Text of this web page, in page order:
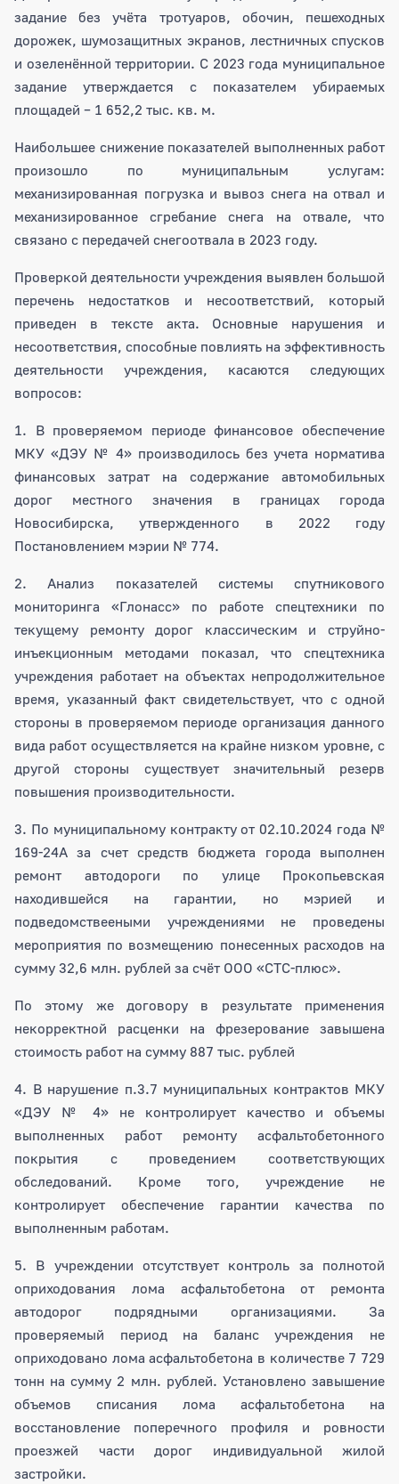
задание без учёта тротуаров, обочин, пешеходных
дорожек, шумозащитных экранов, лестничных спусков
и озеленённой территории. С 2023 года муниципальное
задание утверждается с показателем убираемых
площадей – 1 652,2 тыс. кв. м.
Наибольшее снижение показателей выполненных работ
произошло по муниципальным услугам:
механизированная погрузка и вывоз снега на отвал и
механизированное сгребание снега на отвале, что
связано с передачей снегоотвала в 2023 году.
Проверкой деятельности учреждения выявлен большой
перечень недостатков и несоответствий, который
приведен в тексте акта. Основные нарушения и
несоответствия, способные повлиять на эффективность
деятельности учреждения, касаются следующих
вопросов:
1. В проверяемом периоде финансовое обеспечение
МКУ «ДЭУ № 4» производилось без учета норматива
финансовых затрат на содержание автомобильных
дорог местного значения в границах города
Новосибирска, утвержденного в 2022 году
Постановлением мэрии № 774.
2. Анализ показателей системы спутникового
мониторинга «Глонасс» по работе спецтехники по
текущему ремонту дорог классическим и струйно-
инъекционным методами показал, что спецтехника
учреждения работает на объектах непродолжительное
время, указанный факт свидетельствует, что с одной
стороны в проверяемом периоде организация данного
вида работ осуществляется на крайне низком уровне, с
другой стороны существует значительный резерв
повышения производительности.
3. По муниципальному контракту от 02.10.2024 года №
169-24А за счет средств бюджета города выполнен
ремонт автодороги по улице Прокопьевская
находившейся на гарантии, но мэрией и
подведомствееными учреждениями не проведены
мероприятия по возмещению понесенных расходов на
сумму 32,6 млн. рублей за счёт ООО «СТС-плюс».
По этому же договору в результате применения
некорректной расценки на фрезерование завышена
стоимость работ на сумму 887 тыс. рублей
4. В нарушение п.3.7 муниципальных контрактов МКУ
«ДЭУ № 4» не контролирует качество и объемы
выполненных работ ремонту асфальтобетонного
покрытия с проведением соответствующих
обследований. Кроме того, учреждение не
контролирует обеспечение гарантии качества по
выполненным работам.
5. В учреждении отсутствует контроль за полнотой
оприходования лома асфальтобетона от ремонта
автодорог подрядными организациями. За
проверяемый период на баланс учреждения не
оприходовано лома асфальтобетона в количестве 7 729
тонн на сумму 2 млн. рублей. Установлено завышение
объемов списания лома асфальтобетона на
восстановление поперечного профиля и ровности
проезжей части дорог индивидуальной жилой
застройки.